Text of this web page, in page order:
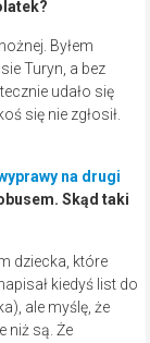
Byłem
Turyn, a bez
udało się
się nie zgłosił.
na drugi
Skąd taki
dziecka, które
kiedyś list do
ale myślę, że
niż są. Że